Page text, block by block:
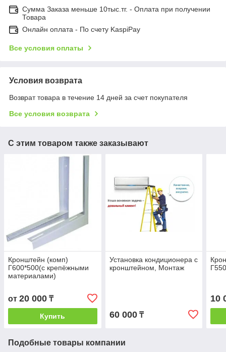
Сумма Заказа меньше 10тыс.тг. - Оплата при получении
Товара
Онлайн оплата - По счету KaspiPay
Все условия оплаты
Условия возврата
Возврат товара в течение 14 дней за счет покупателя
Все условия возврата
С этим товаром также заказывают
Кронштейн (комп)
Г600*500(с крепёжными
материалами)
от 20 000 ₸
Купить
Установка кондиционера с
кронштейном, Монтаж
60 000₸
10
Подобные товары компании